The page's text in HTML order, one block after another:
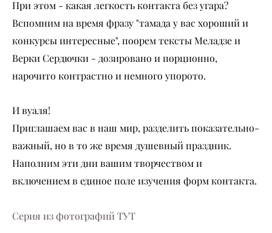
При этом - какая легкость контакта без угара?
Вспомним на время фразу "тамада у вас хороший и
конкурсы интересные", поорем тексты Меладзе и
Верки Сердючки - дозировано и порционно,
нарочито контрастно и немного упорото.
И вуаля!
Приглашаем вас в наш мир, разделить показательно-
важный, но в то же время душевный праздник.
Наполним эти дни вашим творчеством и
включением в единое поле изучения форм контакта.
Серия из фотографий ТУТ